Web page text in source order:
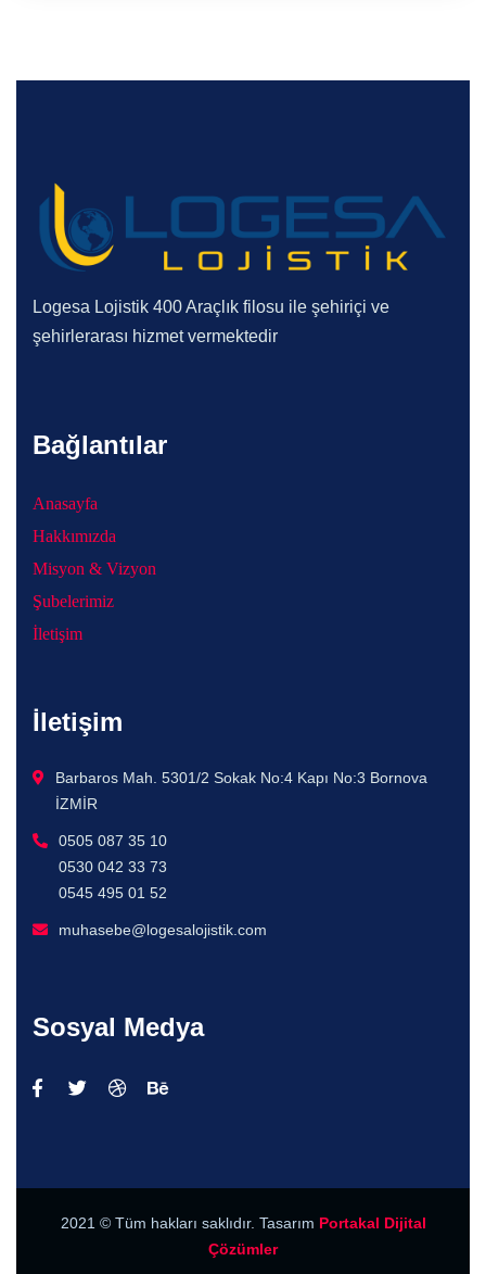
Logesa Lojistik 400 Araçlık filosu ile şehiriçi ve
şehirlerarası hizmet vermektedir
Bağlantılar
Anasayfa
Hakkımızda
Misyon & Vizyon
Şubelerimiz
İletişim
İletişim
Barbaros Mah. 5301/2 Sokak No:4 Kapı No:3 Bornova
İZMİR
0505 087 35 10
0530 042 33 73
0545 495 01 52
muhasebe@logesalojistik.com
Sosyal Medya
2021 © Tüm hakları saklıdır. Tasarım Portakal Dijital
Çözümler